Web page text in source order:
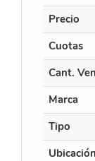
Precio
Cuotas
Cant.
Marca
Tipo